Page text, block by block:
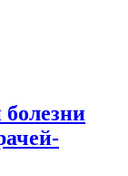
болезни